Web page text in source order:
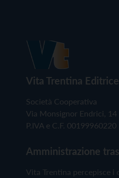
Vita Trentina Editrice
Società Cooperativa
Via Monsignor Endrici,
P.IVA e C.F. 00199960220
Amministrazione
Vita Trentina percepisce